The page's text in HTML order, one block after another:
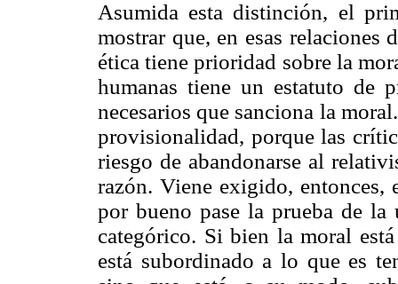
Asumida esta distinción, el
mostrar que, en esas relaciones
ética tiene prioridad sobre la
humanas tiene un estatuto de
necesarios que sanciona la
provisionalidad, porque las
riesgo de abandonarse al
razón. Viene exigido,
por bueno pase la prueba de
categórico. Si bien la moral
está subordinado a lo que es